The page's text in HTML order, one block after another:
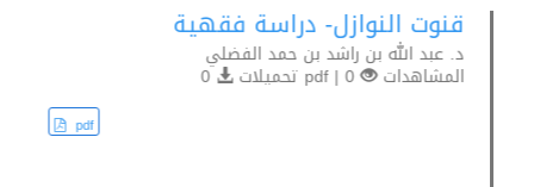
قنوت النوازل- دراسة فقهية
د. عبد الله بن راشد بن حمد الفضلي
المشاهدات 0 | pdf تحميلات 0
pdf